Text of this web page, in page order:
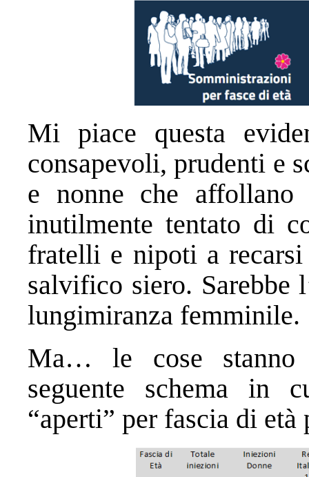
Mi piace questa
consapevoli, prudenti e
e nonne che
inutilmente tentato di
fratelli e nipoti a
salvifico siero. Sarebbe
lungimiranza femminile.
Ma… le cose stanno
seguente schema in
“aperti” per fascia di